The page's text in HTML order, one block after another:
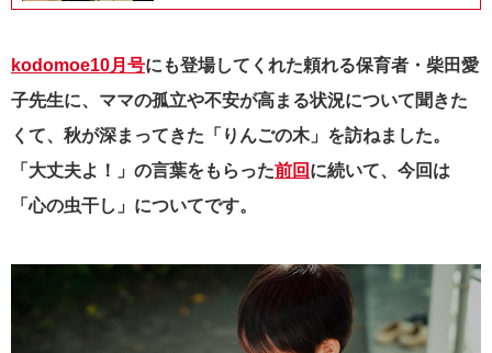
kodomoe10月号にも登場してくれた頼れる保育者・柴田愛
子先生に、ママの孤立や不安が高まる状況について聞きた
くて、秋が深まってきた「りんごの木」を訪ねました。
「大丈夫よ！」の言葉をもらった前回 に続いて、今回は
「心の虫干し」についてです。